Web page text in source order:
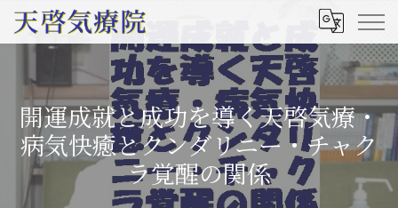
開運成就と成功を導く天啓気療・
病気快癒とクンダリニー・チャク
ラ覚醒の関係